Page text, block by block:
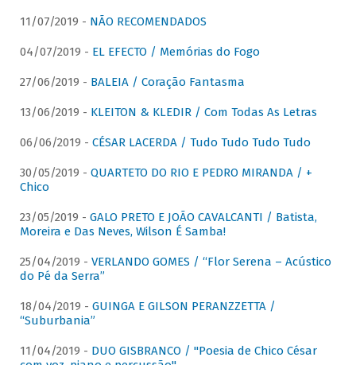
11/07/2019 - NÃO RECOMENDADOS
04/07/2019 - EL EFECTO / Memórias do Fogo
27/06/2019 - BALEIA / Coração Fantasma
13/06/2019 - KLEITON & KLEDIR / Com Todas As Letras
06/06/2019 - CÉSAR LACERDA / Tudo Tudo Tudo Tudo
30/05/2019 - QUARTETO DO RIO E PEDRO MIRANDA / +
Chico
23/05/2019 - GALO PRETO E JOÃO CAVALCANTI / Batista,
Moreira e Das Neves, Wilson É Samba!
25/04/2019 - VERLANDO GOMES / “Flor Serena – Acústico
do Pé da Serra”
18/04/2019 - GUINGA E GILSON PERANZZETTA /
“Suburbania”
11/04/2019 - DUO GISBRANCO / "Poesia de Chico César